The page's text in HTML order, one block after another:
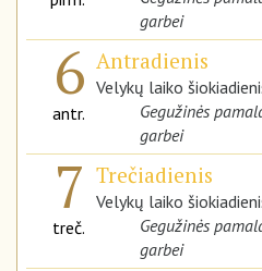
garbei
6
antr.
Antradienis
Velykų laiko
Gegužinės
garbei
7
treč.
Trečiadienis
Velykų laiko
Gegužinės
garbei